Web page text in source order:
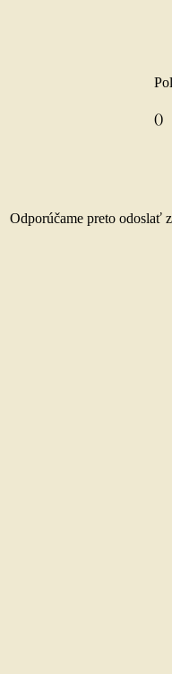
()
Odporúčame preto odoslať